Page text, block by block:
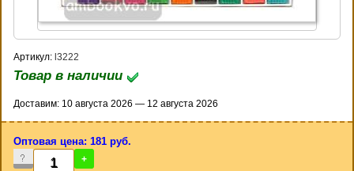
Артикул: l3222
Товар в наличии
Доставим: 10 августа 2026 — 12 августа 2026
Оптовая цена: 181 руб.
- +